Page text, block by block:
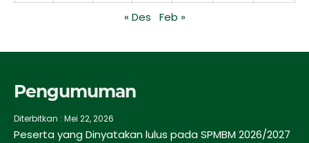
« Des Feb »
Pengumuman
Diterbitkan : Mei 22, 2026
Peserta yang Dinyatakan lulus pada SPMBM 2026/2027